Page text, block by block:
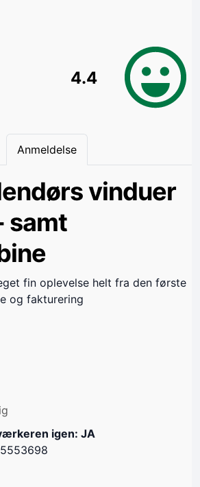
4.4
Anmeldelse
vinduer
samt
fin oplevelse helt fra den første
og fakturering
igen: JA